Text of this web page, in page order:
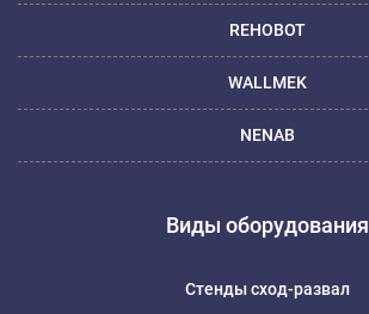
REHOBOT
WALLMEK
NENAB
Виды оборудования
Стенды сход-развал